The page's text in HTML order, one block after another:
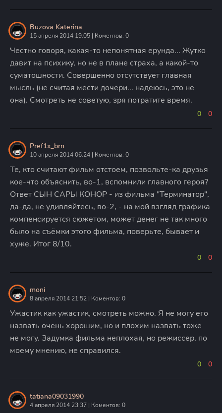
Buzova Katerina
15 апреля 2014 19:05 | Коментов: 0
Честно говоря, какая-то непонятная ерунда... Жутко
давит на психику, но не в плане страха, а какой-то
суматошности. Совершенно отсутствует главная
мысль (не считая мести дочери... надеюсь, это не
она). Смотреть не советую, зря потратите время.
0 0
Pref1x_brn
10 апреля 2014 06:24 | Коментов: 0
Те, кто считают фильм отстоем, позвольте-ка друзья
кое-что объяснить, во-1, вспомнили главного героя?
Ответ СЫН САРЫ КОНОР - из фильма "Терминатор",
да-да, не удивляйтесь, во-2, - на мой взгляд графика
компенсируется сюжетом, может денег не так много
было на съёмки этого фильма, поверьте, бывает и
хуже. Итог 8/10.
0 0
moni
8 апреля 2014 21:52 | Коментов: 0
Ужастик как ужастик, смотреть можно. Я не могу его
назвать очень хорошим, но и плохим назвать тоже
не могу. Задумка фильма неплохая, но режиссер, по
моему мнению, не справился.
0 0
tatiana09031990
4 апреля 2014 23:37 | Коментов: 0